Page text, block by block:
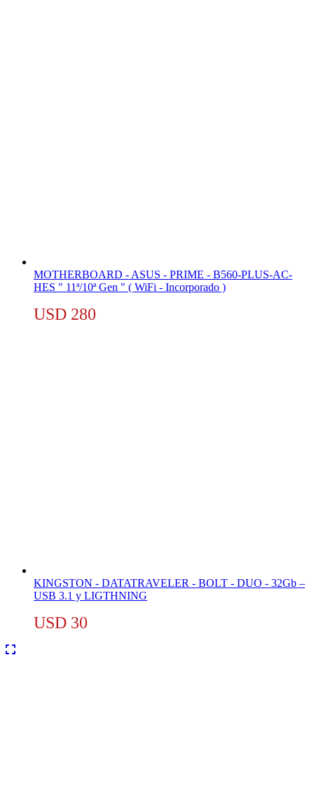
MOTHERBOARD - ASUS - PRIME - B560-PLUS-AC-
HES " 11ª/10ª Gen " ( WiFi - Incorporado )
USD 280
KINGSTON - DATATRAVELER - BOLT - DUO - 32Gb –
USB 3.1 y LIGTHNING
USD 30